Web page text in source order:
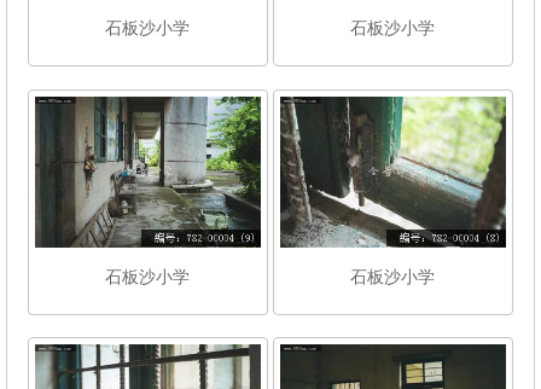
石板沙小学 石板沙小学
石板沙小学 石板沙小学